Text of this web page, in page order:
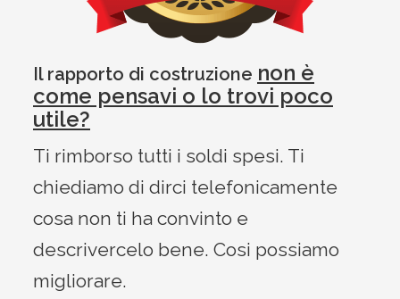
Il rapporto di costruzione non è
come pensavi o lo trovi poco
utile?
Ti rimborso tutti i soldi spesi. Ti
chiediamo di dirci telefonicamente
cosa non ti ha convinto e
descrivercelo bene. Cosi possiamo
migliorare.